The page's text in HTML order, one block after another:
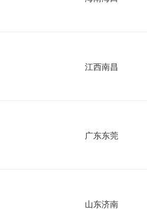
江西南昌
广东东莞
山东济南